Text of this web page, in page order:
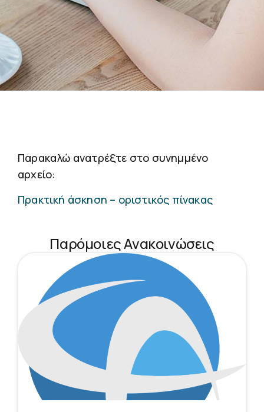
Παρακαλώ ανατρέξτε στο συνημμένο
αρχείο:
Πρακτική άσκηση – οριστικός πίνακας
Παρόμοιες Ανακοινώσεις